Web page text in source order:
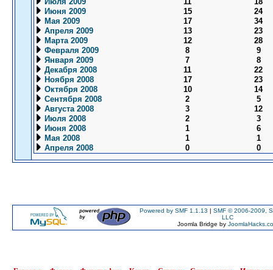
Июня 2009
15
24
Мая 2009
17
34
Апреля 2009
13
23
Марта 2009
12
28
Февраля 2009
8
9
Января 2009
7
8
Декабря 2008
11
22
Ноября 2008
17
23
Октября 2008
10
14
Сентября 2008
2
5
Августа 2008
3
12
Июля 2008
2
3
Июня 2008
1
6
Мая 2008
1
1
Апреля 2008
0 0
Powered by SMF 1.1.13 | SMF © 2006-2009,
LLC
Joomla Bridge by